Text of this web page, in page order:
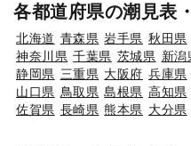
各都道府県の潮見表
北海道 青森県 岩手県 秋田県
神奈川県 千葉県 茨城県 新潟
静岡県 三重県 大阪府 兵庫県
山口県 鳥取県 島根県 高知県
佐賀県 長崎県 熊本県 大分県